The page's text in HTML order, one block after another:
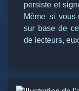
persiste et
Même si
sur base de
de lecteurs,